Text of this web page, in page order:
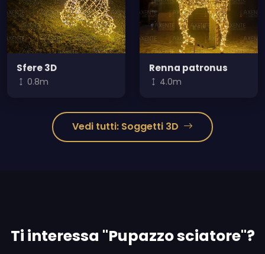
Sfere 3D
0.8m
Renna patronus
4.0m
Vedi tutti: Soggetti 3D
Ti interessa "Pupazzo sciatore"?